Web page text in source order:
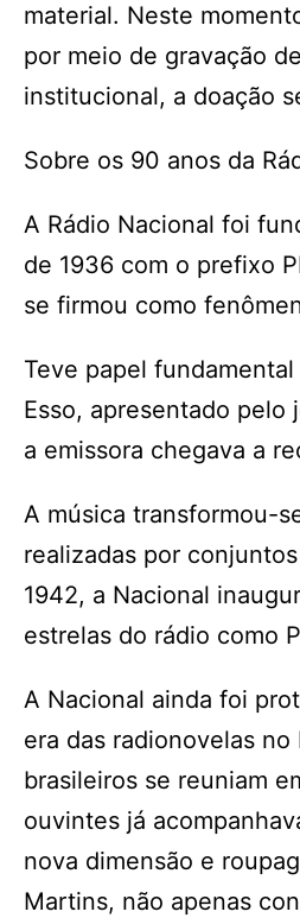
material. Neste
por meio de gravação
institucional, a doação
Sobre os 90 anos da
A Rádio Nacional foi
de 1936 com o prefixo
se firmou como
Teve papel
Esso, apresentado pelo
a emissora chegava a
A música transformou-
realizadas por
1942, a Nacional
estrelas do rádio como
A Nacional ainda foi
era das radionovelas
brasileiros se reuniam
ouvintes já
nova dimensão e
Martins, não apenas